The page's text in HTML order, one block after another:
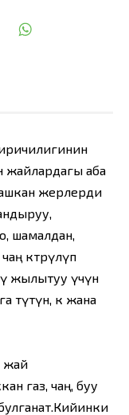
жайлардагы аба
жерлерди
шамалдан,
көтөрүлүп
жылытуу үчүн
көө жана
жай
газ, чаң, буу